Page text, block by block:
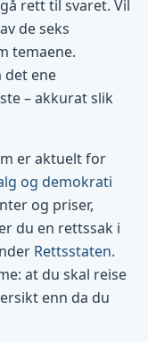
rett til svaret. Vil
de seks
temaene.
det ene
– akkurat slik
er aktuelt for
og demokrati
og priser,
du en rettssak i
Rettsstaten.
at du skal reise
enn da du